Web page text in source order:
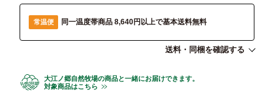
常温便 同一温度帯商品 8,640円以上で基本送料無料
送料・同梱を確認する
大江ノ郷自然牧場の商品と一緒にお届けできます。
対象商品はこちら